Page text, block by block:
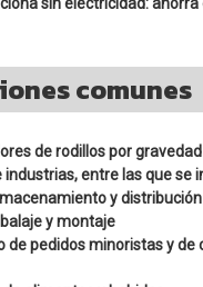
sin electricidad: ahorra
comunes
de rodillos por
entre las que se
y distribución
y montaje
pedidos minoristas y de